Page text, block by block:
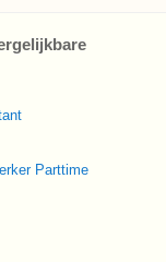
Parttime